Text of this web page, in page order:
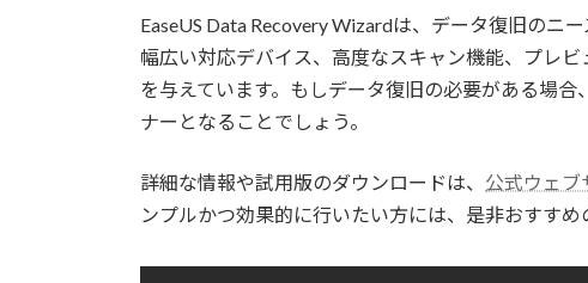
EaseUS Data Recovery Wizardは、データ復旧のニ
幅広い対応デバイス、高度なスキャン機能、プレ
を与えています。もしデータ復旧の必要がある場合
ナーとなることでしょう。
詳細な情報や試用版のダウンロードは、 公式ウェブ
ンプルかつ効果的に行いたい方には、是非おすすめ